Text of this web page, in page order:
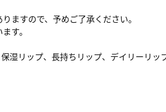
ますので、予めご了承ください。
す。
湿リップ、長持ちリップ、デイリーリッ